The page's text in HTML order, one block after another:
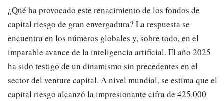
¿Qué ha provocado este renacimiento de los fondos de
capital riesgo de gran envergadura? La respuesta se
encuentra en los números globales y, sobre todo, en el
imparable avance de la inteligencia artificial. El año 2025
ha sido testigo de un dinamismo sin precedentes en el
sector del venture capital. A nivel mundial, se estima que el
capital riesgo alcanzó la impresionante cifra de 425.000